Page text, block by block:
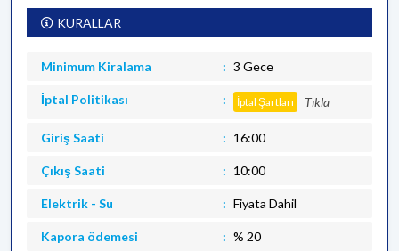
KURALLAR
Minimum Kiralama 3 Gece
İptal Politikası İptal Şartları Tıkla
Giriş Saati 16:00
Çıkış Saati 10:00
Elektrik - Su Fiyata Dahil
Kapora ödemesi % 20